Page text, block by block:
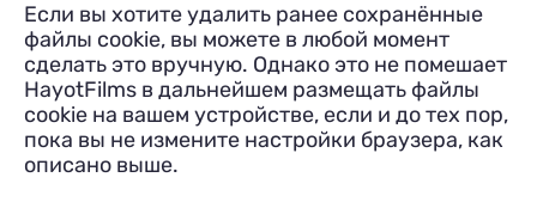
Если вы хотите удалить ранее сохранённые
файлы cookie, вы можете в любой момент
сделать это вручную. Однако это не помешает
HayotFilms в дальнейшем размещать файлы
cookie на вашем устройстве, если и до тех пор,
пока вы не измените настройки браузера, как
описано выше.